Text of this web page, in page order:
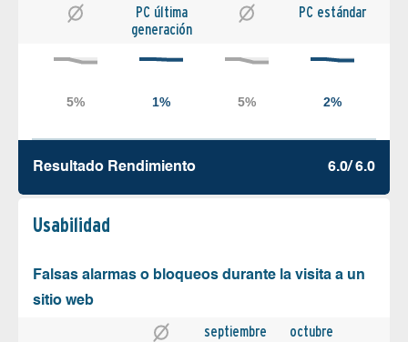
PC última
generación
PC estándar
Resultado Rendimiento 6.0/ 6.0
Usabilidad
Falsas alarmas o bloqueos durante la visita a un
sitio web
septiembre octubre